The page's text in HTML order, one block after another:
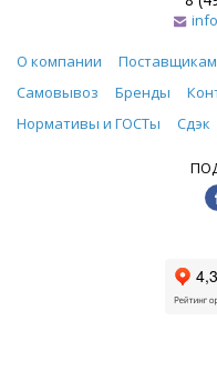
О компании Поставщикам
Самовывоз
Бренды
Нормативы и ГОСТы
Сдэк